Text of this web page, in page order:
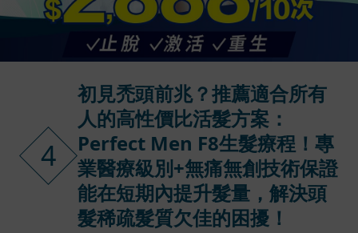
4
初見禿頭前兆？推薦適合所有
人的高性價比活髮方案：
Perfect Men F8生髮療程！專
業醫療級別+無痛無創技術保證
能在短期內提升髮量，解決頭
髮稀疏髮質欠佳的困擾！